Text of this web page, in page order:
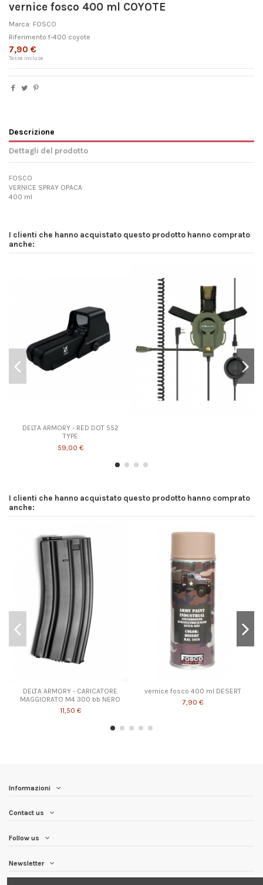
vernice fosco 400 ml COYOTE
Marca: FOSCO
Riferimento f-400 coyote
7,90 €
Tasse incluse
Descrizione
Dettagli del prodotto
FOSCO
VERNICE SPRAY OPACA
400 ml
I clienti che hanno acquistato questo prodotto hanno comprato
anche:
DELTA ARMORY - RED DOT 552
TYPE
59,00 €
I clienti che hanno acquistato questo prodotto hanno comprato
anche:
DELTA ARMORY - CARICATORE
MAGGIORATO M4 300 bb NERO
11,50 €
vernice fosco 400 ml DESERT
7,90 €
Informazioni
Contact us
Follow us
Newsletter